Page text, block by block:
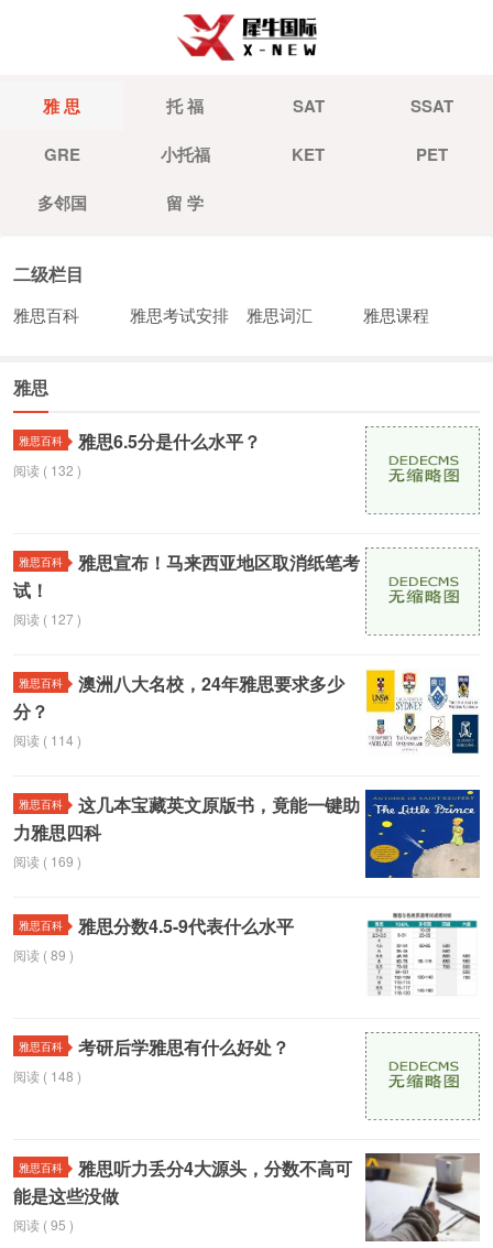
雅 思 托 福 SAT
SSAT
GRE
小托福 KET
PET
多邻国
留 学
二级栏目
雅思百科 雅思考试安排 雅思词汇 雅思课程
雅思
雅思百科 雅思6.5分是什么水平？
阅读 ( 132 )
雅思百科
雅思宣布！马来西亚地区取消纸笔考
试！
阅读 ( 127 )
雅思百科
澳洲八大名校，24年雅思要求多少
分？
阅读 ( 114 )
雅思百科
这几本宝藏英文原版书，竟能一键助
力雅思四科
阅读 ( 169 )
雅思百科 雅思分数4.5-9代表什么水平
阅读 ( 89 )
雅思百科 考研后学雅思有什么好处？
阅读 ( 148 )
雅思百科
雅思听力丢分4大源头，分数不高可
能是这些没做
阅读 ( 95 )